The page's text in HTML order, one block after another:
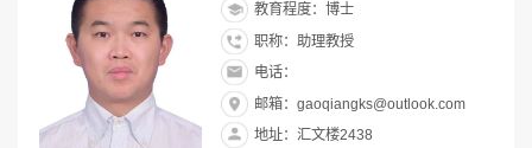
教育程度：博士
职称：助理教授
电话：
邮箱：gaoqiangks@outlook.com
地址：汇文楼2438